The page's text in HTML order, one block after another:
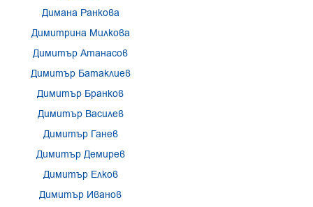
Димана Ранкова
Димитрина Милкова
Димитър Атанасов
Димитър Батаклиев
Димитър Бранков
Димитър Василев
Димитър Ганев
Димитър Демирев
Димитър Елков
Димитър Иванов